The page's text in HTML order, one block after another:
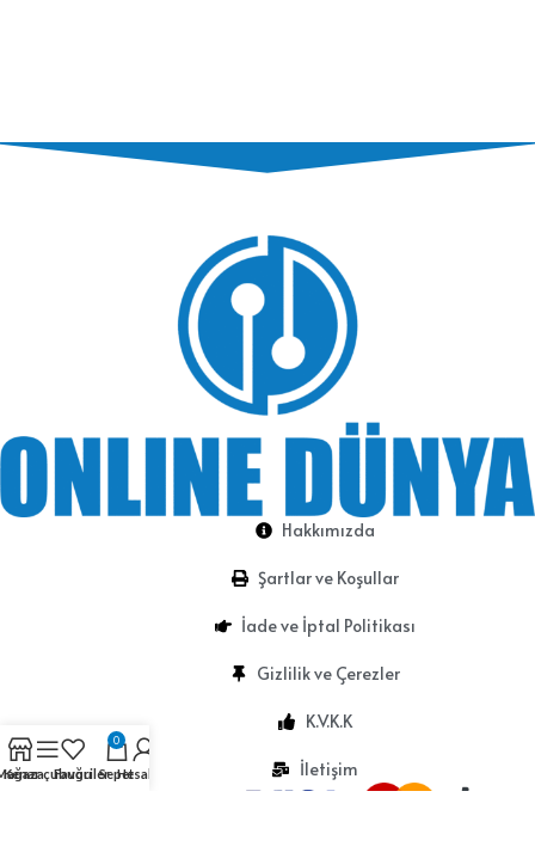
Hakkımızda
Şartlar ve Koşullar
İade ve İptal Politikası
Gizlilik ve Çerezler
K.V.K.K
İletişim
Kenar çubuğu
Favoriler
0
SepetHesabım